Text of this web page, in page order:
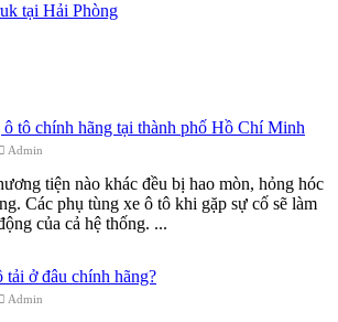
tại Hải Phòng
tô chính hãng tại thành phố Hồ Chí Minh
Admin
tiện nào khác đều bị hao mòn, hỏng hóc
Các phụ tùng xe ô tô khi gặp sự cố sẽ làm
của cả hệ thống. ...
ở đâu chính hãng?
Admin